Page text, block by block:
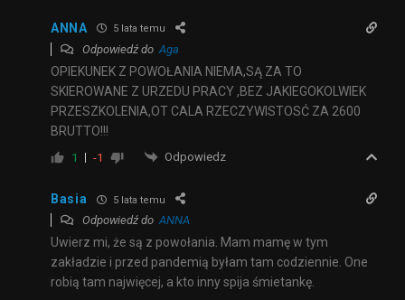
ANNA 5 lata temu
Odpowiedź do Aga
OPIEKUNEK Z POWOŁANIA NIEMA,SĄ ZA TO
SKIEROWANE Z URZEDU PRACY ,BEZ JAKIEGOKOLWIEK
PRZESZKOLENIA,OT CALA RZECZYWISTOSĆ ZA 2600
BRUTTO!!!
1 -1 Odpowiedz
Basia 5 lata temu
Odpowiedź doANNA
Uwierz mi, że są z powołania. Mam mamę w tym
zakładzie i przed pandemią byłam tam codziennie. One
robią tam najwięcej, a kto inny spija śmietankę.